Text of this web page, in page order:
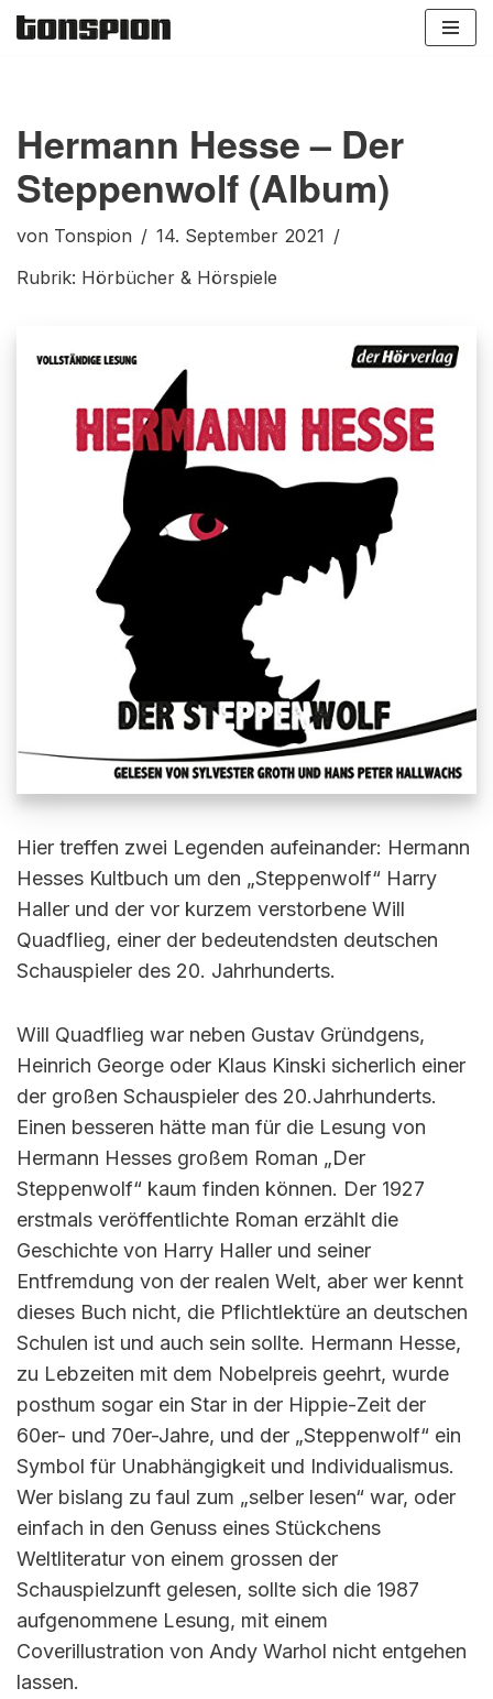
Hermann Hesse – Der
Steppenwolf (Album)
von Tonspion
14. September 2021
Rubrik: Hörbücher & Hörspiele
Hier treffen zwei Legenden aufeinander: Hermann
Hesses Kultbuch um den „Steppenwolf“ Harry
Haller und der vor kurzem verstorbene Will
Quadflieg, einer der bedeutendsten deutschen
Schauspieler des 20. Jahrhunderts.
Will Quadflieg war neben Gustav Gründgens,
Heinrich George oder Klaus Kinski sicherlich einer
der großen Schauspieler des 20.Jahrhunderts.
Einen besseren hätte man für die Lesung von
Hermann Hesses großem Roman „Der
Steppenwolf“ kaum finden können. Der 1927
erstmals veröffentlichte Roman erzählt die
Geschichte von Harry Haller und seiner
Entfremdung von der realen Welt, aber wer kennt
dieses Buch nicht, die Pflichtlektüre an deutschen
Schulen ist und auch sein sollte. Hermann Hesse,
zu Lebzeiten mit dem Nobelpreis geehrt, wurde
posthum sogar ein Star in der Hippie-Zeit der
60er- und 70er-Jahre, und der „Steppenwolf“ ein
Symbol für Unabhängigkeit und Individualismus.
Wer bislang zu faul zum „selber lesen“ war, oder
einfach in den Genuss eines Stückchens
Weltliteratur von einem grossen der
Schauspielzunft gelesen, sollte sich die 1987
aufgenommene Lesung, mit einem
Coverillustration von Andy Warhol nicht entgehen
lassen.